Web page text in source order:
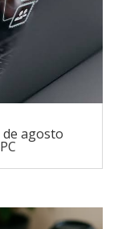
de agosto